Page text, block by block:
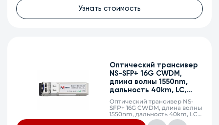
Скорость модуля
Сбросить
Узнать стоимость
Оптический трансивер
NS-SFP+ 16G CWDM,
длина волны 1550nm,
дальность 40km, LC,
DDM
Оптический трансивер NS-
SFP+ 16G CWDM, длина волны
1550nm, дальность 40km, LC,
DDM